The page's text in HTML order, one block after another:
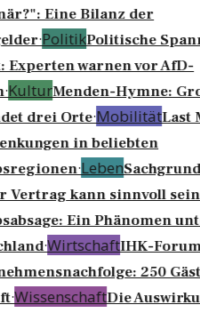
Eine Bilanz der
·PolitikPolitische
Experten warnen vor AfD-
·KulturMenden-Hymne:
drei Orte·MobilitätLast
in beliebten
·Leben
Vertrag kann sinnvoll sein·
Ein Phänomen
·WirtschaftIHK-Forum
250
·WissenschaftDie